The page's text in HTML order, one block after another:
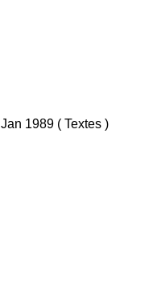
/ Jan 1989 ( Textes )